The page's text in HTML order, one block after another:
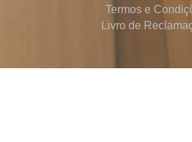
Termos e
Livro de